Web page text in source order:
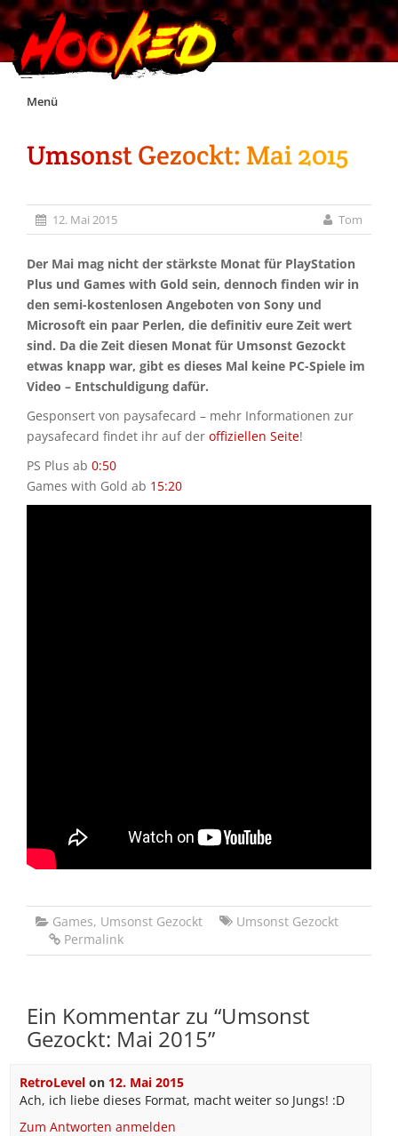
Skip
Menü
Unterstützt Hooked!
Exklusiv für Supporter*innen
Impressum
Jobs
Discord
Umsonst Gezockt: Mai 2015
12. Mai 2015 Tom
Der Mai mag nicht der stärkste Monat für PlayStation
Plus und Games with Gold sein, dennoch finden wir in
den semi-kostenlosen Angeboten von Sony und
Microsoft ein paar Perlen, die definitiv eure Zeit wert
sind. Da die Zeit diesen Monat für Umsonst Gezockt
etwas knapp war, gibt es dieses Mal keine PC-Spiele im
Video – Entschuldigung dafür.
Gesponsert von paysafecard – mehr Informationen zur
paysafecard findet ihr auf der offiziellen Seite!
PS Plus ab 0:50
Games with Gold ab 15:20
Games, Umsonst Gezockt
Umsonst Gezockt
Permalink
Ein Kommentar zu “Umsonst
Gezockt: Mai 2015”
RetroLevelon 12. Mai 2015
Ach, ich liebe dieses Format, macht weiter so Jungs! :D
Zum Antworten anmelden